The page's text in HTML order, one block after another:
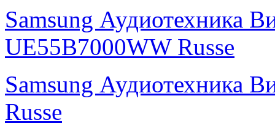
Samsung Аудиотехника
UE55B7000WW Russe
Samsung Аудиотехника
Russe